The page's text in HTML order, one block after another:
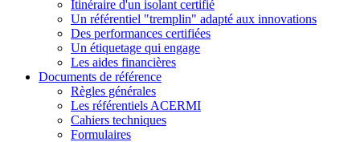
Itinéraire d'un isolant certifié
Un référentiel "tremplin" adapté aux innovations
Des performances certifiées
Un étiquetage qui engage
Les aides financières
Documents de référence
Règles générales
Les référentiels ACERMI
Cahiers techniques
Formulaires